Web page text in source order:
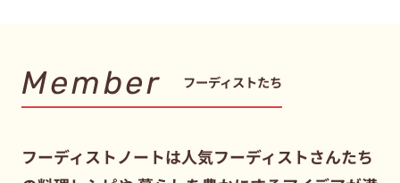
Member フーディストたち
フーディストノートは人気フーディストさんたち